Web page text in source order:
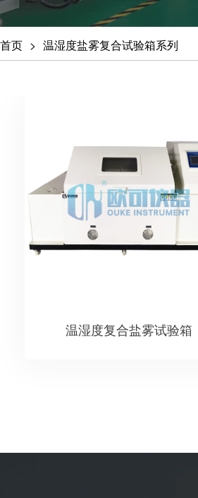
首页 温湿度盐雾复合试验箱系列
温湿度复合盐雾试验箱